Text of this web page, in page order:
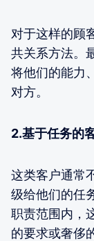
对于这样的顾
共关系方法。
将他们的能力
对方。
2.基于任务的
这类客户通常
级给他们的任
职责范围内，
的要求或奢侈